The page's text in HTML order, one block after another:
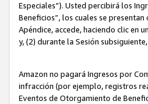
Especiales”). Usted percibirá los
Beneficios”, los cuales se
Apéndice, accede, haciendo clic en
y, (2) durante la Sesión
Amazon no pagará Ingresos por
infracción (por ejemplo, registros
Eventos de Otorgamiento de